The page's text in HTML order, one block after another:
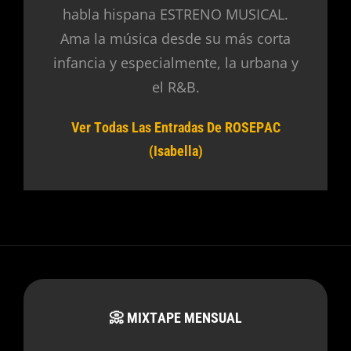
habla hispana ESTRENO MUSICAL.
Ama la música desde su más corta
infancia y especialmente, la urbana y
el R&B.
Ver Todas Las Entradas De ROSEPAC
(Isabella)
📀 MIXTAPE MENSUAL